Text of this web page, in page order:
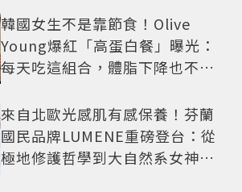
韓國女生不是靠節食！Olive
Young爆紅「高蛋白餐」曝光：
每天吃這組合，體脂下降也不怕
來自北歐光感肌有感保養！芬蘭
國民品牌LUMENE重磅登台：從
極地修護哲學到大自然系女神莫